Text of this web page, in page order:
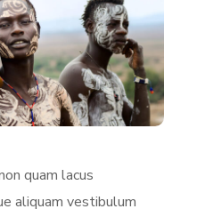
quam lacus
aliquam vestibulum